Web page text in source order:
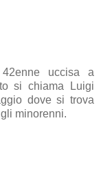
uccisa a
si chiama Luigi
dove si trova
minorenni.